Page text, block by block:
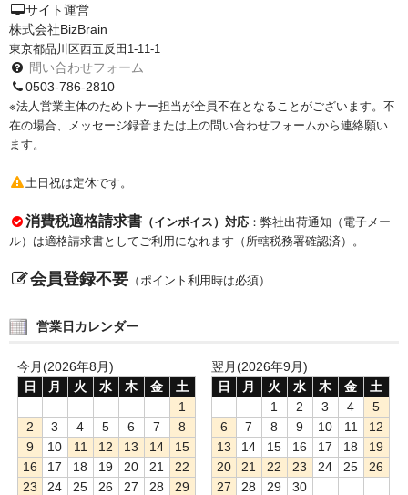
サイト運営
株式会社BizBrain
東京都品川区西五反田1-11-1
問い合わせフォーム
0503-786-2810
※法人営業主体のためトナー担当が全員不在となることがございます。不
在の場合、メッセージ録音または上の問い合わせフォームから連絡願い
ます。
土日祝は定休です。
消費税適格請求書 （インボイス）対応 ：弊社出荷通知（電子メー
ル）は適格請求書としてご利用になれます（所轄税務署確認済）。
会員登録不要 （ポイント利用時は必須）
営業日カレンダー
今月(2026年8月)
日
月 火 水 木 金
土
1
2
3 4 5 6 7
8
9
10 11 12 13 14
15
16
17 18 19 20 21
22
23
24 25 26 27 28
29
翌月(2026年9月)
日
月 火 水 木 金
土
1
2 3 4
5
6
7 8 9 10 11
12
13
14 15 16 17 18
19
20
21 22 23 24 25
26
27
28 29
30